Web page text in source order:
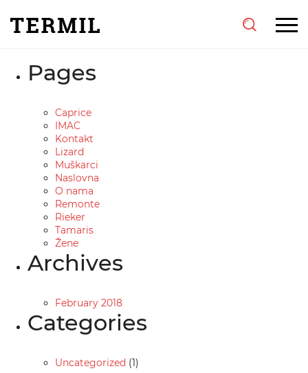
Posts
Pages
Caprice
IMAC
Kontakt
Lizard
Muškarci
Naslovna
O nama
Remonte
Rieker
Tamaris
Žene
Archives
February 2018
Categories
Uncategorized (1)